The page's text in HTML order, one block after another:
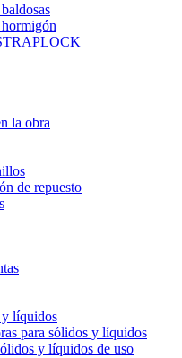
la obra
de repuesto
y líquidos
para sólidos y líquidos
y líquidos de uso